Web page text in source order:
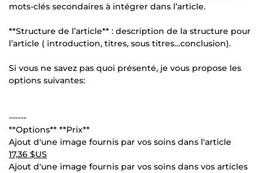
mots-clés secondaires à intégrer dans l’article.
**Structure de l’article** : description de la structure pour
l’article ( introduction, titres, sous titres…conclusion).
Si vous ne savez pas quoi présenté, je vous propose les
options suivantes:
------
**Options** **Prix**
Ajout d'une image fournis par vos soins dans l'article
17,36 $US
Ajout d'une image fournis par vos soins dans vos articles